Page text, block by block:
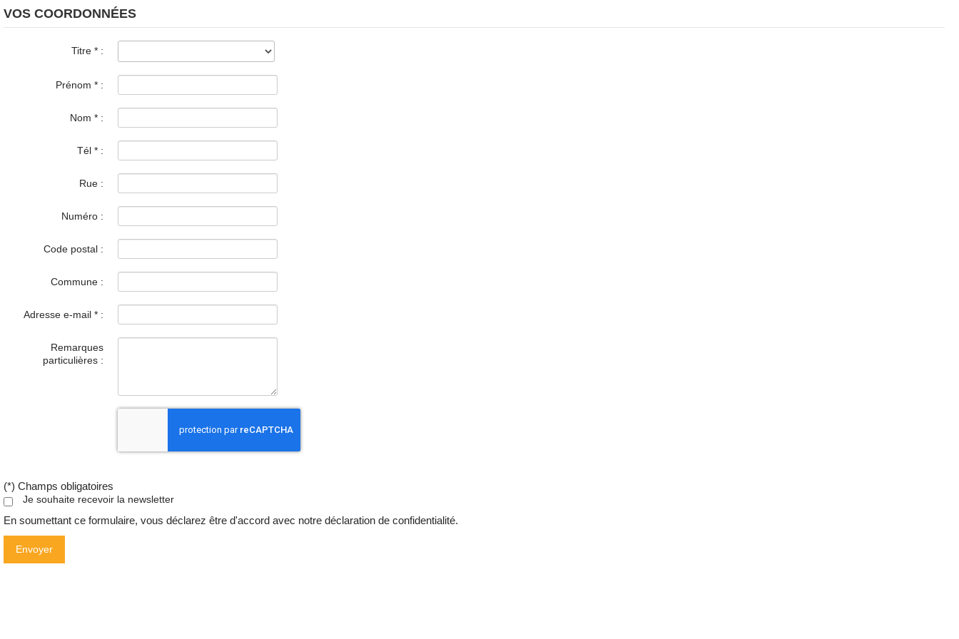
VOS COORDONNÉES
Titre * :
Prénom * :
Nom * :
Tél * :
Rue :
Numéro :
Code postal :
Commune :
Adresse e-mail * :
Remarques
particulières :
(*) Champs obligatoires
Je souhaite recevoir la newsletter
En soumettant ce formulaire, vous déclarez être d'accord avec notre déclaration de confidentialité.
Envoyer